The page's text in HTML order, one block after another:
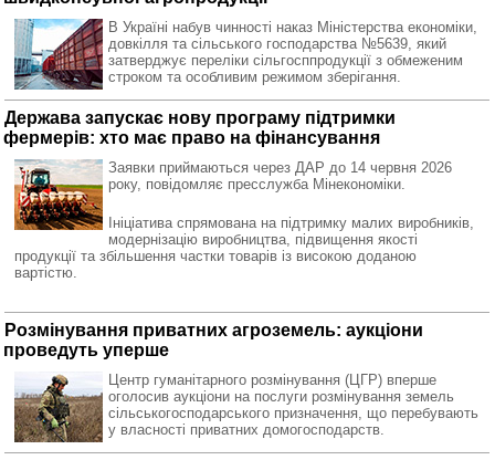
В Україні набув чинності наказ Міністерства економіки,
довкілля та сільського господарства №5639, який
затверджує переліки сільгосппродукції з обмеженим
строком та особливим режимом зберігання.
Держава запускає нову програму підтримки
фермерів: хто має право на фінансування
Заявки приймаються через ДАР до 14 червня 2026
року, повідомляє пресслужба Мінекономіки.
Ініціатива спрямована на підтримку малих виробників,
модернізацію виробництва, підвищення якості
продукції та збільшення частки товарів із високою доданою
вартістю.
Розмінування приватних агроземель: аукціони
проведуть уперше
Центр гуманітарного розмінування (ЦГР) вперше
оголосив аукціони на послуги розмінування земель
сільськогосподарського призначення, що перебувають
у власності приватних домогосподарств.